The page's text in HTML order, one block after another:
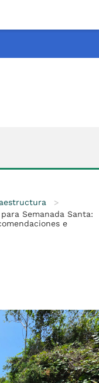
>
Semanada Santa:
e